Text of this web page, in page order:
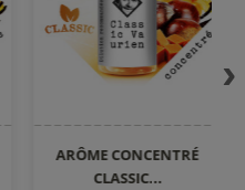
ARÔME CONCENTRÉ
CLASSIC...